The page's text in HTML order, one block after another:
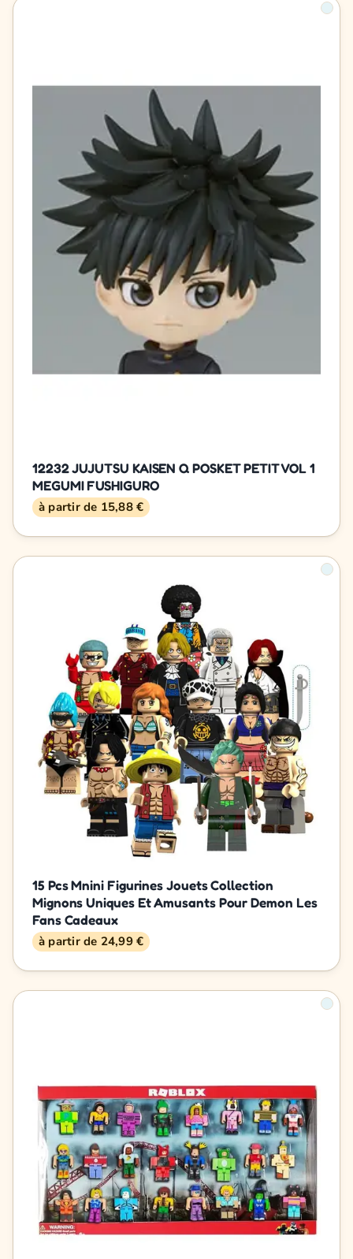
12232 JUJUTSU KAISEN Q POSKET PETIT VOL 1
MEGUMI FUSHIGURO
à partir de 15,88 €
15 Pcs Mnini Figurines Jouets Collection
Mignons Uniques Et Amusants Pour Demon Les
Fans Cadeaux
à partir de 24,99 €